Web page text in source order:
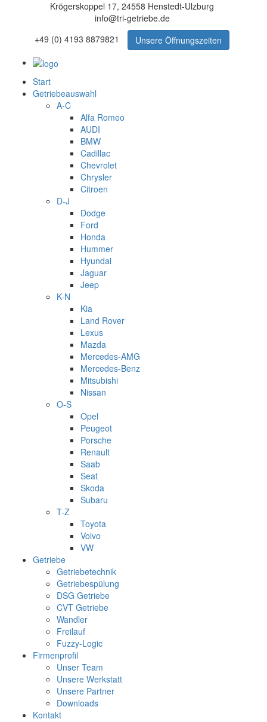
Krögerskoppel 17, 24558 Henstedt-Ulzburg
info@tri-getriebe.de
+49 (0) 4193 8879821
Unsere Öffnungszeiten
Start
Getriebeauswahl
A-C
Alfa Romeo
AUDI
BMW
Cadillac
Chevrolet
Chrysler
Citroen
D-J
Dodge
Ford
Honda
Hummer
Hyundai
Jaguar
Jeep
K-N
Kia
Land Rover
Lexus
Mazda
Mercedes-AMG
Mercedes-Benz
Mitsubishi
Nissan
O-S
Opel
Peugeot
Porsche
Renault
Saab
Seat
Skoda
Subaru
T-Z
Toyota
Volvo
VW
Getriebe
Getriebetechnik
Getriebespülung
DSG Getriebe
CVT Getriebe
Wandler
Freilauf
Fuzzy-Logic
Firmenprofil
Unser Team
Unsere Werkstatt
Unsere Partner
Downloads
Kontakt